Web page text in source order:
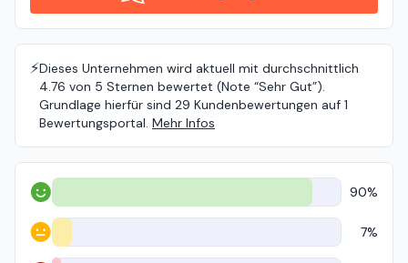
⚡️Dieses Unternehmen wird aktuell mit durchschnittlich
4.76 von 5 Sternen bewertet (Note “Sehr Gut”).
Grundlage hierfür sind 29 Kundenbewertungen auf 1
Bewertungsportal. Mehr Infos
Positiv 90%
Neutral 7%